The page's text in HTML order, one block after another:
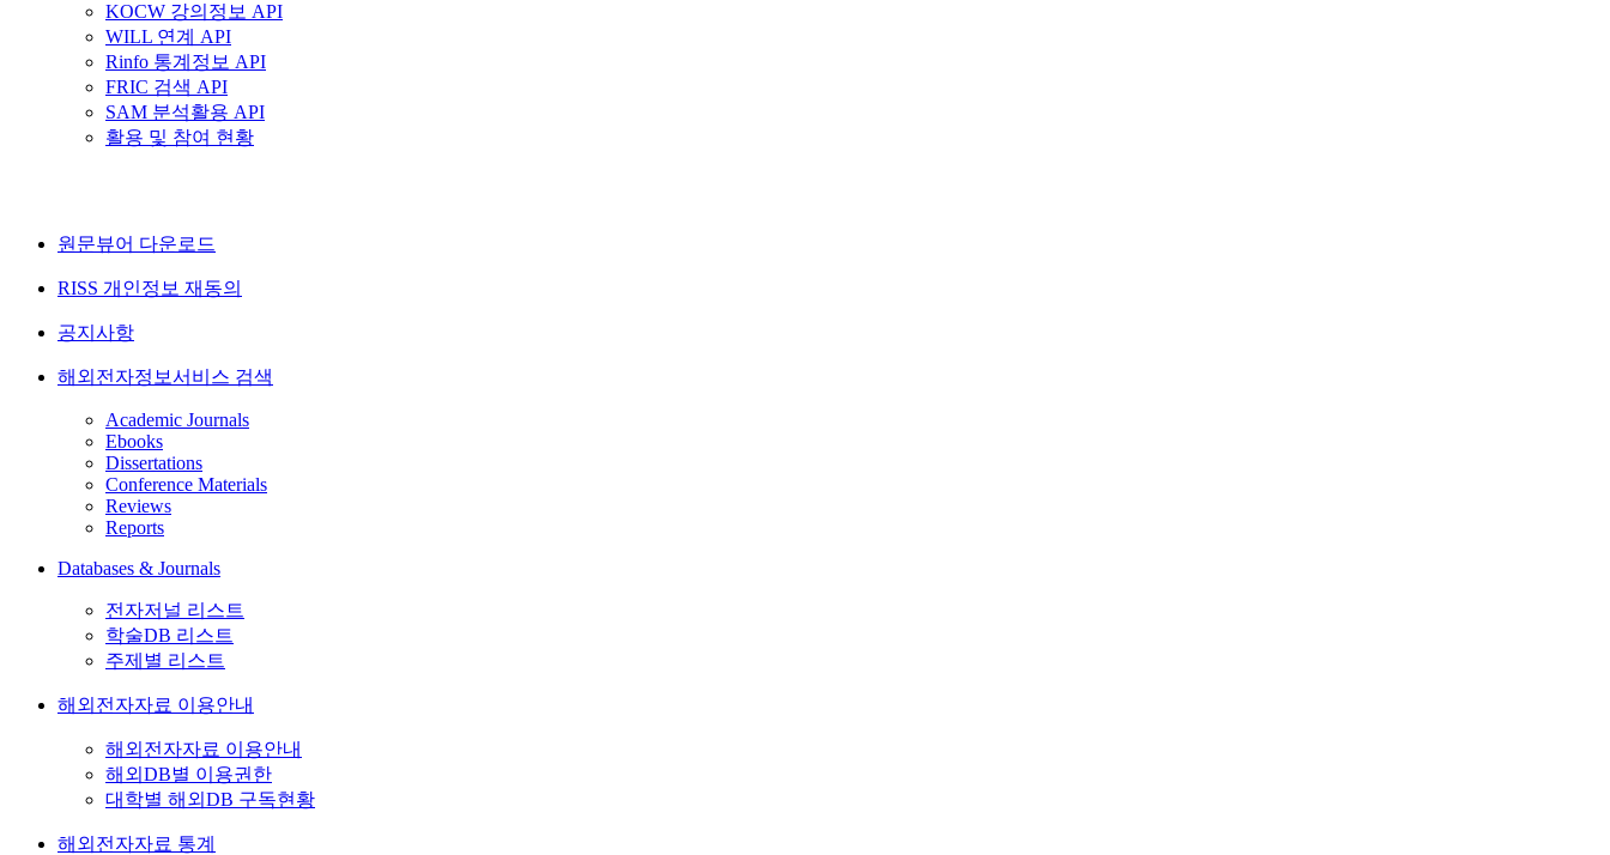
KOCW 강의정보 API
WILL 연계 API
Rinfo 통계정보 API
FRIC 검색 API
SAM 분석활용 API
활용 및 참여 현황
원문뷰어 다운로드
RISS 개인정보 재동의
공지사항
해외전자정보서비스 검색
Academic Journals
Ebooks
Dissertations
Conference Materials
Reviews
Reports
Databases & Journals
전자저널 리스트
학술DB 리스트
주제별 리스트
해외전자자료 이용안내
해외전자자료 이용안내
해외DB별 이용권한
대학별 해외DB 구독현황
해외전자자료 통계